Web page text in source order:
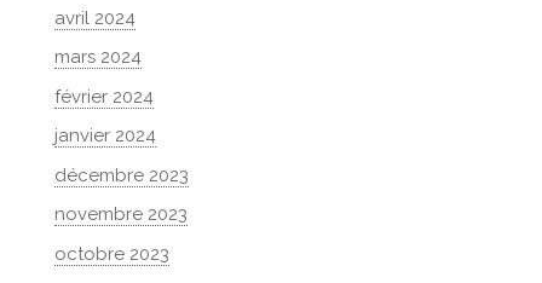
avril 2024
mars 2024
février 2024
janvier 2024
décembre 2023
novembre 2023
octobre 2023